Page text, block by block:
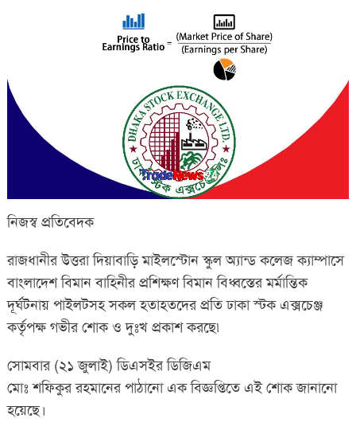
নিজস্ব প্রতিবেদক
রাজধানীর উত্তরা দিয়াবাড়ি মাইলস্টোন স্কুল অ্যান্ড কলেজ ক্যাম্পাসে
বাংলাদেশ বিমান বাহিনীর প্রশিক্ষণ বিমান বিধ্বস্তের মর্মান্তিক
দূর্ঘটনায় পাইলটসহ সকল হতাহতদের প্রতি ঢাকা স্টক এক্সচেঞ্জ
কর্তৃপক্ষ গভীর শোক ও দুঃখ প্রকাশ করছে৷
সোমবার (২১ জুলাই) ডিএসইর ডিজিএম
মোঃ শফিকুর রহমানের পাঠানো এক বিজ্ঞপ্তিতে এই শোক জানানো
হয়েছে।